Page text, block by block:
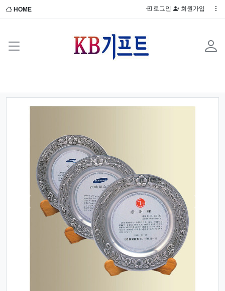
HOME 로그인 회원가입
Previous